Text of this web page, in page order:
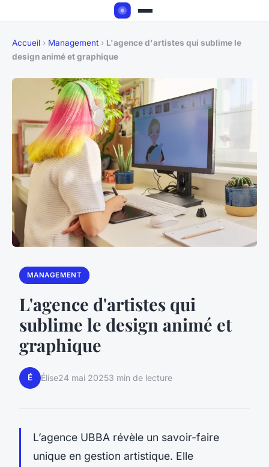
Accueil › Management › L'agence d'artistes qui sublime le
design animé et graphique
MANAGEMENT
L'agence d'artistes qui
sublime le design animé et
graphique
É Élise24 mai 20253 min de lecture
L’agence UBBA révèle un savoir-faire
unique en gestion artistique. Elle